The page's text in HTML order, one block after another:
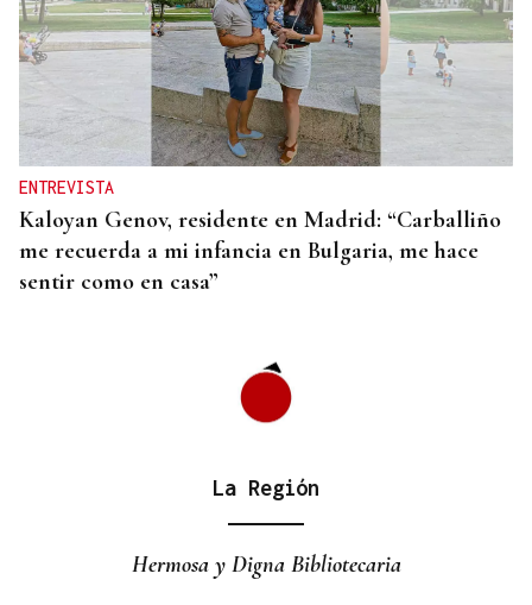
ENTREVISTA
Kaloyan Genov, residente en Madrid: “Carballiño
me recuerda a mi infancia en Bulgaria, me hace
sentir como en casa”
La Región
Hermosa y Digna Bibliotecaria